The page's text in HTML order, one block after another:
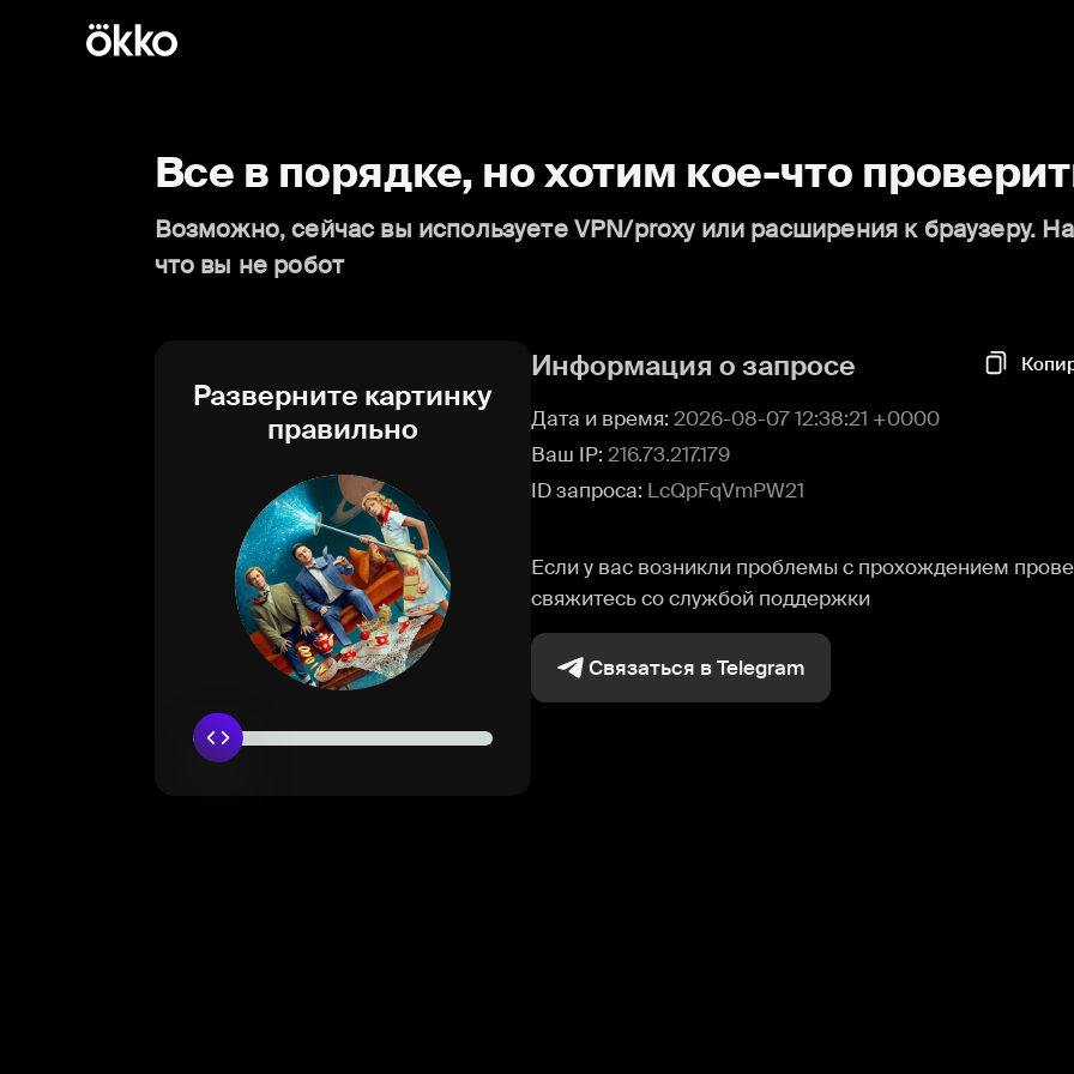
Все в порядке, но хотим кое-что
Возможно, сейчас вы используете VPN/proxy или расширения к браузеру.
что вы не робот
Разверните картинку
правильно
Информация о запросе
Дата и время: 2026-08-07 12:38:21 +0000
Ваш IP: 216.73.217.179
ID запроса: LcQpFqVmPW21
Если у вас возникли проблемы с прохождением
свяжитесь со службой поддержки
Связаться в Telegram